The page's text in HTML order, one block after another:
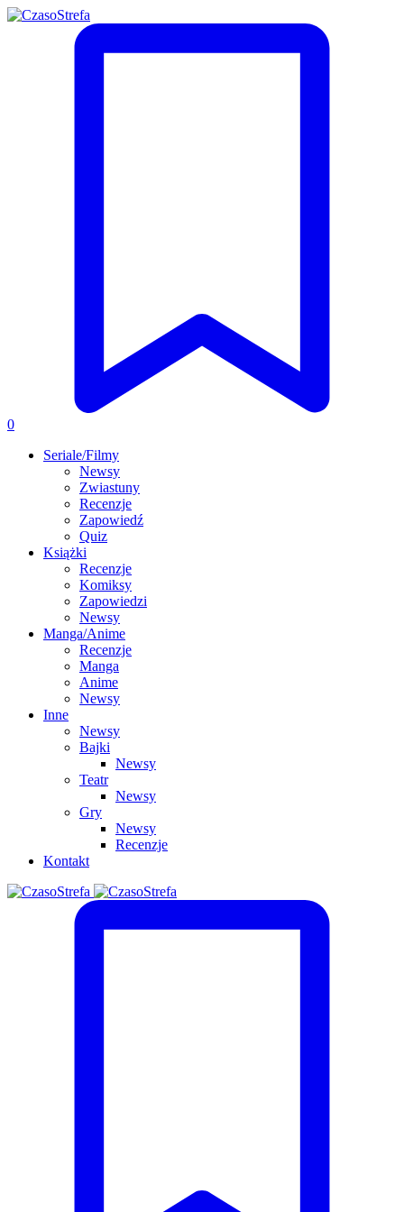
0
Seriale/Filmy
Newsy
Zwiastuny
Recenzje
Zapowiedź
Quiz
Książki
Recenzje
Komiksy
Zapowiedzi
Newsy
Manga/Anime
Recenzje
Manga
Anime
Newsy
Inne
Newsy
Bajki
Newsy
Teatr
Newsy
Gry
Newsy
Recenzje
Kontakt